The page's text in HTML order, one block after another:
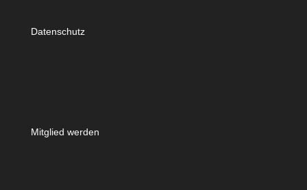
Datenschutz
Mitglied werden